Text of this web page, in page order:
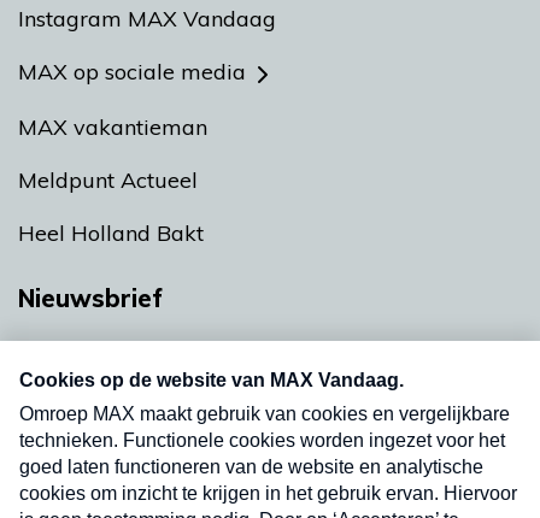
Instagram MAX Vandaag
MAX op sociale media
MAX vakantieman
Meldpunt Actueel
Heel Holland Bakt
Nieuwsbrief
nieuwsbrief. Elke vrijdag- en dinsdagochtend in
uw mailbox.
Verzend